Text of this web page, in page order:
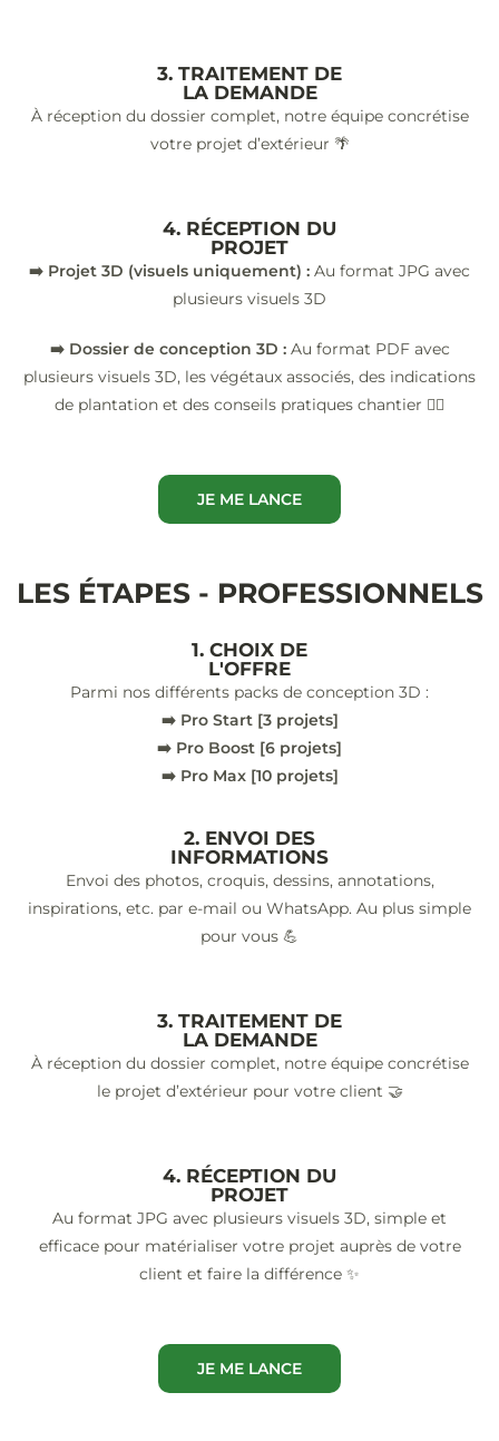
3. TRAITEMENT DE
LA DEMANDE
À réception du dossier complet, notre équipe concrétise
votre projet d’extérieur 🌴
4. RÉCEPTION DU
PROJET
➡️ Projet 3D (visuels uniquement) : Au format JPG avec
plusieurs visuels 3D
➡️ Dossier de conception 3D :Au format PDF avec
plusieurs visuels 3D, les végétaux associés, des indications
de plantation et des conseils pratiques chantier 👷‍♂️
JE ME LANCE
LES ÉTAPES - PROFESSIONNELS
1. CHOIX DE
L'OFFRE
Parmi nos différents packs de conception 3D :
➡️ Pro Start [3 projets]
➡️ Pro Boost [6 projets]
➡️ Pro Max [10 projets]
2. ENVOI DES
INFORMATIONS
Envoi des photos, croquis, dessins, annotations,
inspirations, etc. par e-mail ou WhatsApp. Au plus simple
pour vous 💪
3. TRAITEMENT DE
LA DEMANDE
À réception du dossier complet, notre équipe concrétise
le projet d’extérieur pour votre client 🤝
4. RÉCEPTION DU
PROJET
Au format JPG avec plusieurs visuels 3D, simple et
efficace pour matérialiser votre projet auprès de votre
client et faire la différence ✨
JE ME LANCE